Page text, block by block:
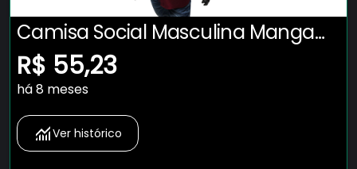
Camisa Social Masculina Manga
Longa Slim Fit Nacional
R$ 55,23
há 8 meses
Ver histórico